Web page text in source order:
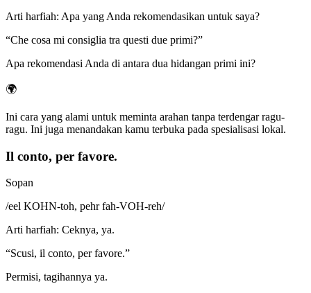
Arti harfiah: Apa yang Anda rekomendasikan untuk saya?
“Che cosa mi consiglia tra questi due primi?”
Apa rekomendasi Anda di antara dua hidangan primi ini?
🌍
Ini cara yang alami untuk meminta arahan tanpa terdengar ragu-
ragu. Ini juga menandakan kamu terbuka pada spesialisasi lokal.
Il conto, per favore.
Sopan
/eel KOHN-toh, pehr fah-VOH-reh/
Arti harfiah: Ceknya, ya.
“Scusi, il conto, per favore.”
Permisi, tagihannya ya.